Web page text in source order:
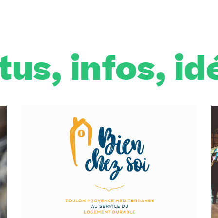
infos,